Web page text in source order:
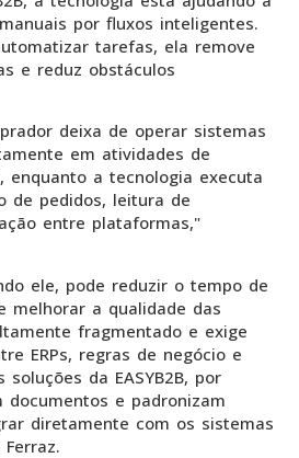
por fluxos inteligentes.
tarefas, ela remove
e reduz obstáculos
deixa de operar sistemas
em atividades de
enquanto a tecnologia executa
de pedidos, leitura de
entre plataformas,"
ele, pode reduzir o tempo de
melhorar a qualidade das
fragmentado e exige
ERPs, regras de negócio e
da EASYB2B, por
documentos e padronizam
diretamente com os sistemas